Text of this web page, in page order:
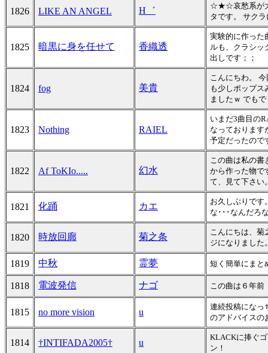
1826 LIKE AN ANGEL H゛
☆★☆哀愁系が
タです。 サク
1825 暗黒に身を任せて 香織透
実験的に作った
ルも、クラシッ
出しです；；
1824 fog 美貴
こんにちわ。
も少しポップス
ましたｗ でも
1823 Nothing RAIEL
いまだ3曲目の
なっておりま
予定だったので
1822 Af ToKIo..... 幻水
この曲は私の
から作った物で
て、見て下さい
1821 化踊 カエ
お久しぶりです
な･･･なんだろ
1820 時放回廊 菊之条
こんにちは、
ジになりました
1819 中秋 霊夢 短く簡単にまと
1818 電波発信 ナゴ この曲は６年
1815 no more vision u
連続投稿になっ
のアドバイスの
1814 †INTIFADA2005† u
KLACKに捧ぐ
ン！